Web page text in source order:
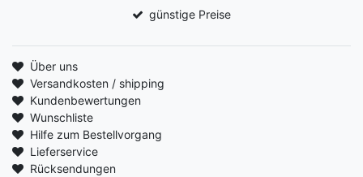
günstige Preise
Über uns
Versandkosten / shipping
Kundenbewertungen
Wunschliste
Hilfe zum Bestellvorgang
Lieferservice
Rücksendungen